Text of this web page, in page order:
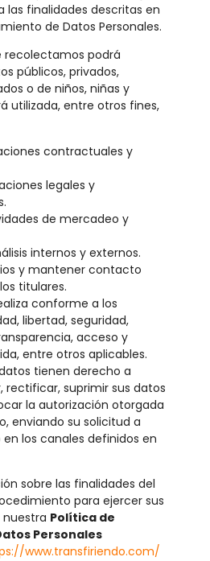
las finalidades descritas en
de Datos Personales.
recolectamos podrá
públicos, privados,
o de niños, niñas y
utilizada, entre otros fines,
contractuales y
legales y
de mercadeo y
internos y externos.
y mantener contacto
titulares.
conforme a los
libertad, seguridad,
acceso y
entre otros aplicables.
tienen derecho a
rectificar, suprimir sus datos
la autorización otorgada
enviando su solicitud a
los canales definidos en
sobre las finalidades del
para ejercer sus
Política de
Personales
www.transfiriendo.com/